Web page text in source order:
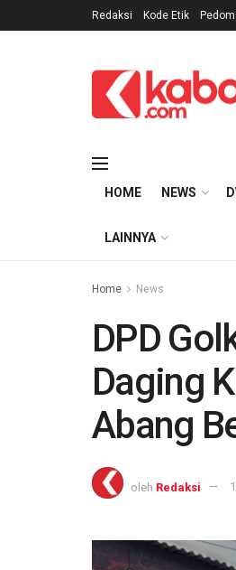
Redaksi Kode Etik
HOME NEWS
LAINNYA
Home News
DPD
Daging
Abang
oleh Redaksi